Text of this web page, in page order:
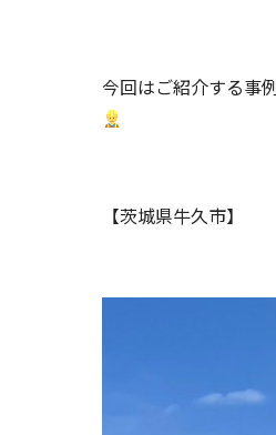
今回はご紹介する事
【茨城県牛久市】